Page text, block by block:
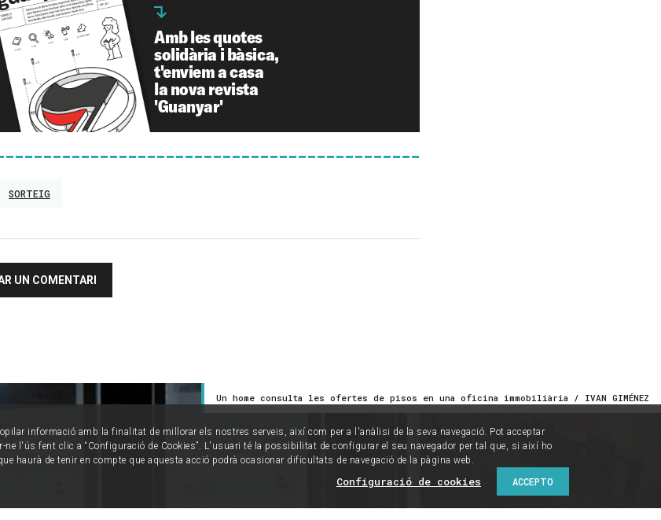
Amb les quotes
solidària i bàsica,
t'enviem a casa
la nova revista
'Guanyar'
SORTEIG
UN COMENTARI
Un home consulta les ofertes de pisos en una oficina immobiliària / IVAN GIMÉNEZ
informació amb la finalitat de millorar els nostres serveis, així com per a l'anàlisi de la seva navegació. Pot acceptar
ne l'ús fent clic a “Configuració de Cookies”. L'usuari té la possibilitat de configurar el seu navegador per tal que, si així ho
haurà de tenir en compte que aquesta acció podrà ocasionar dificultats de navegació de la pàgina web.
ACCEPTO
Configuració de cookies